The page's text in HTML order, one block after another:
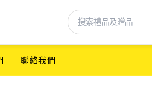
聯絡我們